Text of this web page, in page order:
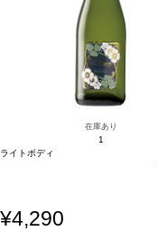
在庫あり
1
ライトボディ
¥4,290